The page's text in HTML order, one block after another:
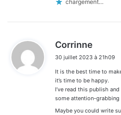
chargement…
Corrinne
t
:
30 juillet 2023 à 21h09
It is the best time to
it’s time to be happy.
I’ve read this publish
some attention-
Maybe you could write